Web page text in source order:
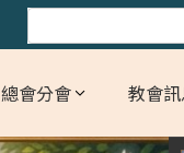
搜尋
總會分會 教會